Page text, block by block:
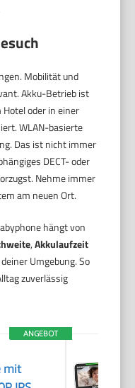
Mobilität und
Akku-Betrieb ist
oder in einer
WLAN-basierte
Das ist nicht immer
DECT- oder
Nehme immer
am neuen Ort.
hängt von
,Akkulaufzeit
Umgebung. So
zuverlässig
ANGEBOT
mit